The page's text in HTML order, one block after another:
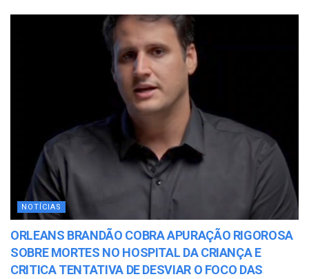
NOTÍCIAS
ORLEANS BRANDÃO COBRA APURAÇÃO RIGOROSA
SOBRE MORTES NO HOSPITAL DA CRIANÇA E
CRITICA TENTATIVA DE DESVIAR O FOCO DAS